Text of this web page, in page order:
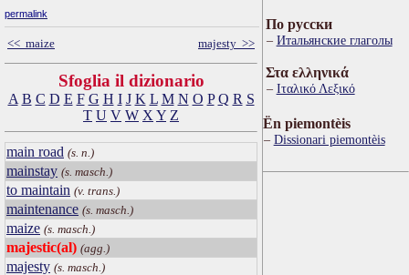
permalink
<< maize majesty >>
Sfoglia il dizionario
A B C D E F G H I J K L M N O P Q R S
T U V W X Y Z
main road (s. n.)
mainstay (s. masch.)
to maintain (v. trans.)
maintenance (s. masch.)
maize (s. masch.)
majestic(al) (agg.)
majesty (s. masch.)
По русски
Итальянские глаголы
Στα ελληνικά
Ιταλικό Λεξικό
Ën piemontèis
Dissionari piemontèis